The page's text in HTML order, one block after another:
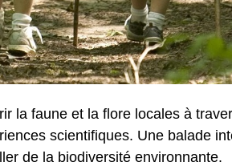
la faune et la flore locales à
scientifiques. Une balade
de la biodiversité environnante.